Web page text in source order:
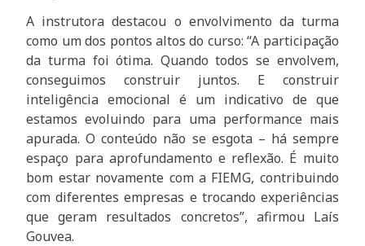
A instrutora destacou o envolvimento da turma
como um dos pontos altos do curso: “A participação
da turma foi ótima. Quando todos se envolvem,
conseguimos construir juntos. E construir
inteligência emocional é um indicativo de que
estamos evoluindo para uma performance mais
apurada. O conteúdo não se esgota – há sempre
espaço para aprofundamento e reflexão. É muito
bom estar novamente com a FIEMG, contribuindo
com diferentes empresas e trocando experiências
que geram resultados concretos”, afirmou Laís
Gouvea.